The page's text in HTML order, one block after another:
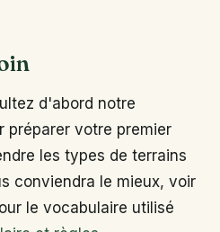
d'abord notre
préparer votre premier
les types de terrains
conviendra le mieux, voir
le vocabulaire utilisé